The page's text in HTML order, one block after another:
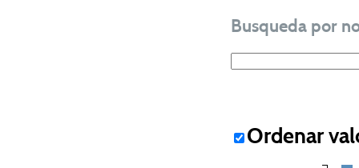
Busqueda por
Ordenar